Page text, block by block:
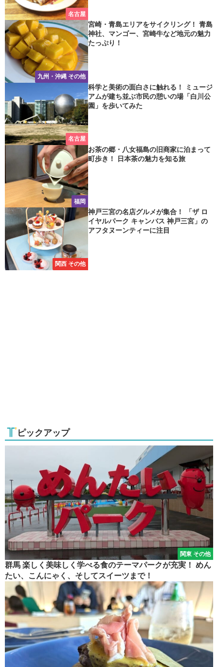
名古屋
九州・沖縄 その他
宮崎・青島エリアをサイクリング！ 青島
神社、マンゴー、宮崎牛など地元の魅力
たっぷり！
名古屋
科学と美術の面白さに触れる！ ミュージ
アムが建ち並ぶ市民の憩いの場「白川公
園」を歩いてみた
福岡
お茶の郷・八女福島の旧商家に泊まって
町歩き！ 日本茶の魅力を知る旅
関西 その他
神戸三宮の名店グルメが集合！ 「ザ ロ
イヤルパーク キャンバス 神戸三宮」の
アフタヌーンティーに注目
ピックアップ
関東 その他
群馬 楽しく美味しく学べる食のテーマパークが充実！ めん
たい、こんにゃく、そしてスイーツまで！